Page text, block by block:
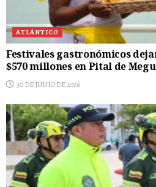
ATLÁNTICO
Festivales gastronómicos
$570 millones en Pital de
30 DE JUNIO DE 2026